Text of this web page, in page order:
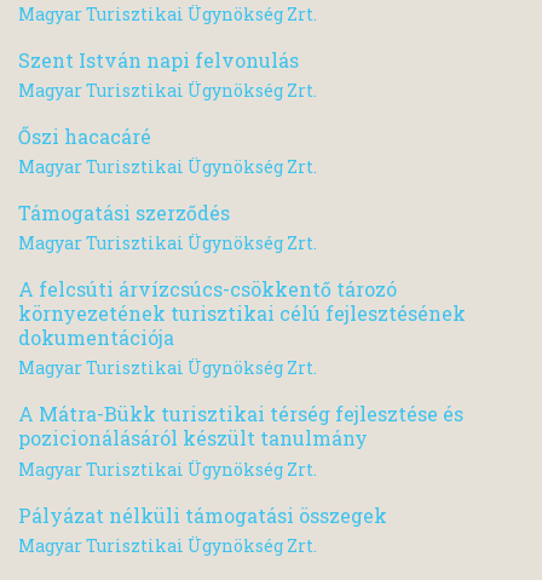
Magyar Turisztikai Ügynökség Zrt.
Szent István napi felvonulás
Magyar Turisztikai Ügynökség Zrt.
Őszi hacacáré
Magyar Turisztikai Ügynökség Zrt.
Támogatási szerződés
Magyar Turisztikai Ügynökség Zrt.
A felcsúti árvízcsúcs-csökkentő tározó
környezetének turisztikai célú fejlesztésének
dokumentációja
Magyar Turisztikai Ügynökség Zrt.
A Mátra-Bükk turisztikai térség fejlesztése és
pozicionálásáról készült tanulmány
Magyar Turisztikai Ügynökség Zrt.
Pályázat nélküli támogatási összegek
Magyar Turisztikai Ügynökség Zrt.